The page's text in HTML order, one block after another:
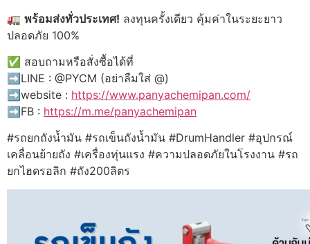
🚛 พร้อมส่งทั่วประเทศ! ลงทุนครั้งเดียว คุ้มค่าในระยะยาว
ปลอดภัย 100%
✅ สอบถามหรือสั่งซื้อได้ที่
➡️LINE : @PYCM (อย่าลืมใส่ @)
➡️website : https://www.panyachemipan.com/
➡️FB : https://m.me/panyachemipan
#รถยกถังน้ำมัน #รถเข็นถังน้ำมัน #DrumHandler #อุปกรณ์
เคลื่อนย้ายถัง #เครื่องทุ่นแรง #ความปลอดภัยในโรงงาน #รถ
ยกไฮดรอลิก #ถัง200ลิตร